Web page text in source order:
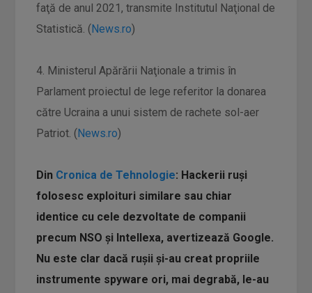
faţă de anul 2021, transmite Institutul Naţional de
Statistică. (News.ro)
4. Ministerul Apărării Naţionale a trimis în
Parlament proiectul de lege referitor la donarea
către Ucraina a unui sistem de rachete sol-aer
Patriot. (News.ro)
Din Cronica de Tehnologie: Hackerii ruși
folosesc exploituri similare sau chiar
identice cu cele dezvoltate de companii
precum NSO și Intellexa, avertizează Google.
Nu este clar dacă rușii și-au creat propriile
instrumente spyware ori, mai degrabă, le-au